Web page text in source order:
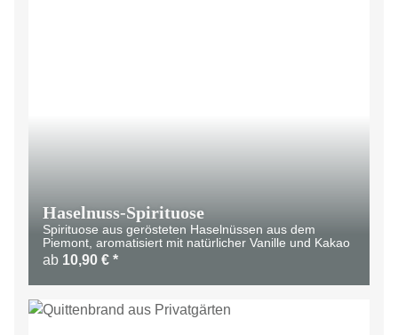
Haselnuss-Spirituose
Spirituose aus gerösteten Haselnüssen aus dem
Piemont, aromatisiert mit natürlicher Vanille und Kakao
ab 10,90 € *